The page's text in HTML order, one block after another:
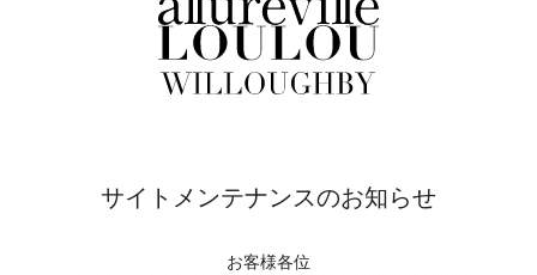
サイトメンテナンスのお知らせ
お客様各位